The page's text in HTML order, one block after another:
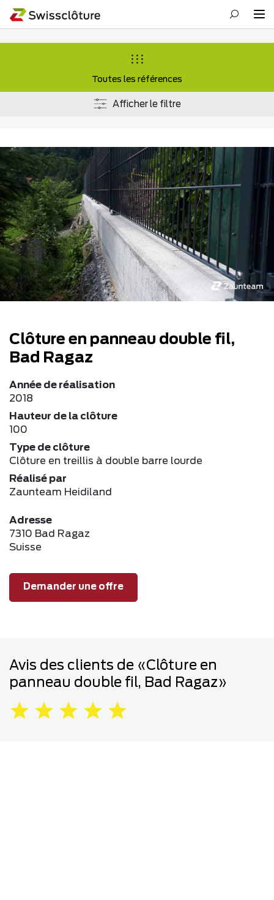
Toutes les références
Afficher le filtre
Clôture en panneau double fil,
Bad Ragaz
Année de réalisation
2018
Hauteur de la clôture
100
Type de clôture
Clôture en treillis à double barre lourde
Réalisé par
Zaunteam Heidiland
Adresse
7310 Bad Ragaz
Suisse
Demander une offre
Avis des clients de «Clôture en
panneau double fil, Bad Ragaz»